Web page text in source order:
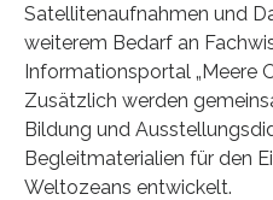
Satellitenaufnahmen und
weiterem Bedarf an
Informationsportal „Meere
Zusätzlich werden
Bildung und
Begleitmaterialien für den
Weltozeans entwickelt.